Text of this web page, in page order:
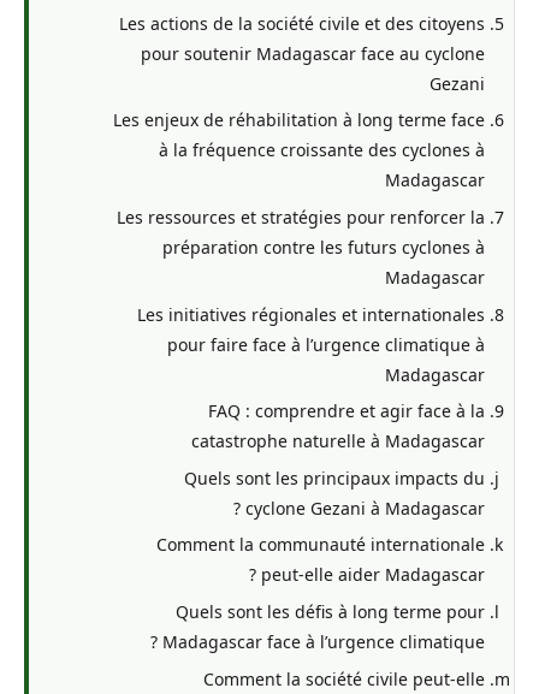
Les actions de la société civile et des citoyens
pour soutenir Madagascar face au cyclone
Gezani
Les enjeux de réhabilitation à long terme face
à la fréquence croissante des cyclones à
Madagascar
Les ressources et stratégies pour renforcer la
préparation contre les futurs cyclones à
Madagascar
Les initiatives régionales et internationales
pour faire face à l’urgence climatique à
Madagascar
FAQ : comprendre et agir face à la
catastrophe naturelle à Madagascar
Quels sont les principaux impacts du
cyclone Gezani à Madagascar ?
Comment la communauté internationale
peut-elle aider Madagascar ?
Quels sont les défis à long terme pour
Madagascar face à l’urgence climatique ?
Comment la société civile peut-elle